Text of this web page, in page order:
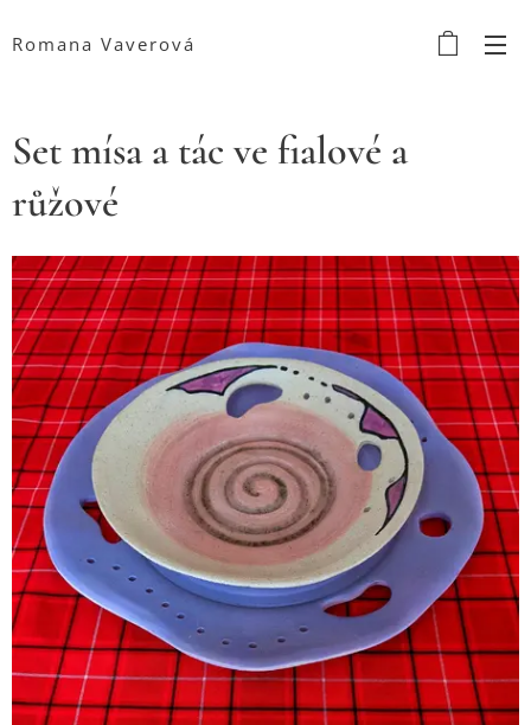
Romana Vaverová
Set mísa a tác ve fialové a
růžové